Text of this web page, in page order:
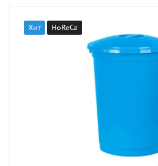
Хит HoReCa